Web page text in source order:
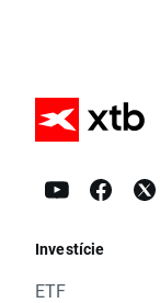
Investície
ETF